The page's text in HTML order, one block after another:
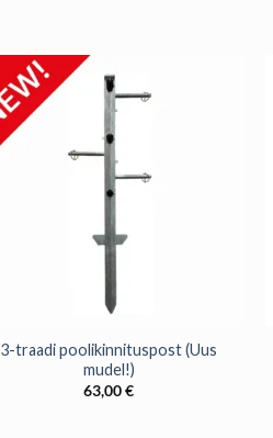
3-traadi poolikinnituspost (Uus
mudel!)
63,00€